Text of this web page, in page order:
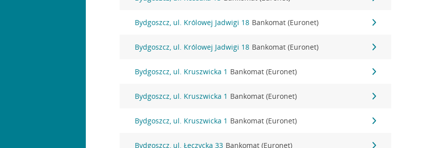
Bydgoszcz, ul. Królowej Jadwigi 18 Bankomat (Euronet)
Bydgoszcz, ul. Królowej Jadwigi 18 Bankomat (Euronet)
Bydgoszcz, ul. Kruszwicka 1 Bankomat (Euronet)
Bydgoszcz, ul. Kruszwicka 1 Bankomat (Euronet)
Bydgoszcz, ul. Kruszwicka 1 Bankomat (Euronet)
Bydgoszcz, ul. Łęczycka 33 Bankomat (Euronet)